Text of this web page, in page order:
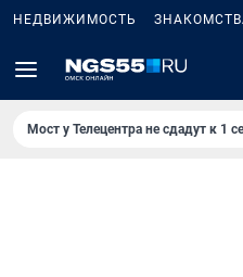
НЕДВИЖИМОСТЬ
Мост у Телецентра не сдадут к 1